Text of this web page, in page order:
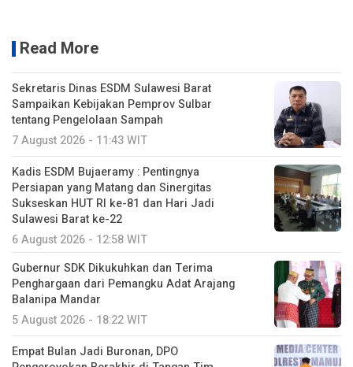
Read More
Sekretaris Dinas ESDM Sulawesi Barat
Sampaikan Kebijakan Pemprov Sulbar
tentang Pengelolaan Sampah
7 August 2026 - 11:43 WIT
Kadis ESDM Bujaeramy : Pentingnya
Persiapan yang Matang dan Sinergitas
Sukseskan HUT RI ke-81 dan Hari Jadi
Sulawesi Barat ke-22
6 August 2026 - 12:58 WIT
Gubernur SDK Dikukuhkan dan Terima
Penghargaan dari Pemangku Adat Arajang
Balanipa Mandar
5 August 2026 - 18:22 WIT
Empat Bulan Jadi Buronan, DPO